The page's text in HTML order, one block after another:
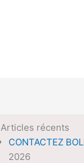
récents
CONTACTEZ
2026